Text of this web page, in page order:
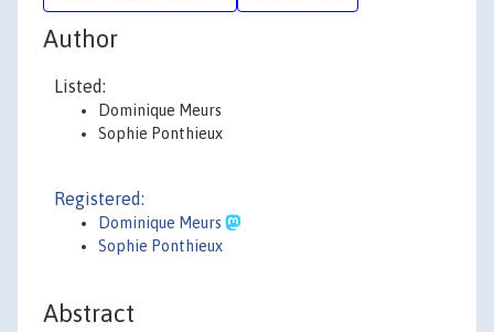
Author
Listed:
Dominique Meurs
Sophie Ponthieux
Registered:
Dominique Meurs
Sophie Ponthieux
Abstract